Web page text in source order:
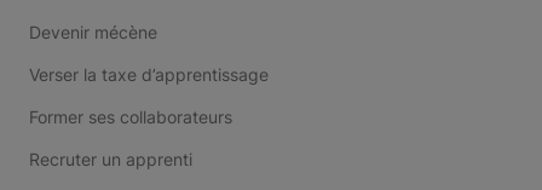
Devenir mécène
Verser la taxe d’apprentissage
Former ses collaborateurs
Recruter un apprenti